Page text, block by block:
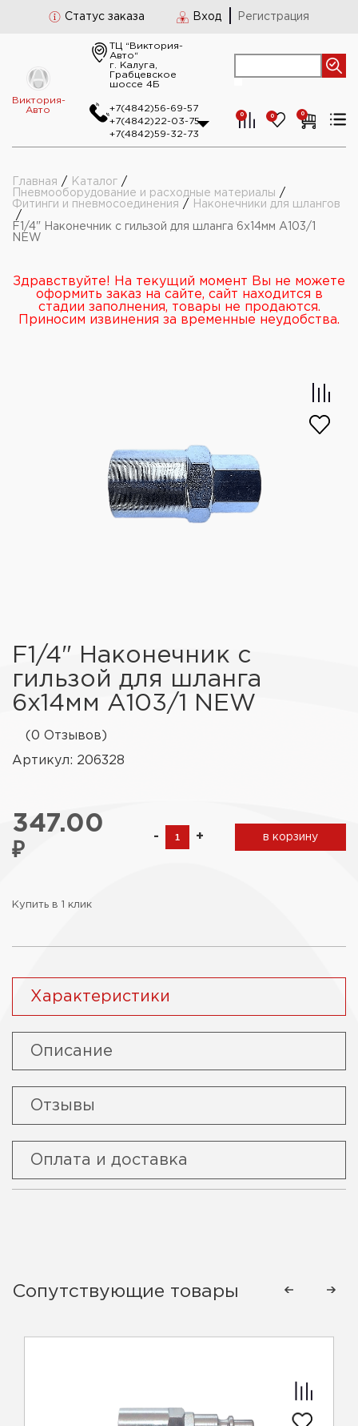
Статус заказа Вход Регистрация
Виктория-
Авто
ТЦ “Виктория-
Авто“
г. Калуга,
Грабцевское
шоссе 4Б
+7(4842)56-69-57
+7(4842)22-03-75
+7(4842)59-32-73
0 0 0
Главная / Каталог /
Пневмооборудование и расходные материалы /
Фитинги и пневмосоединения /
Наконечники для шлангов
/
F1/4" Наконечник с гильзой для шланга 6х14мм А103/1
NEW
Здравствуйте! На текущий момент Вы не можете
оформить заказ на сайте, сайт находится в
стадии заполнения, товары не продаются.
Приносим извинения за временные неудобства.
F1/4" Наконечник с
гильзой для шланга
6х14мм А103/1 NEW
(0 Отзывов)
Артикул: 206328
347.00
₽
- + в корзину
Купить в 1 клик
Характеристики
Описание
Отзывы
Оплата и доставка
Сопутствующие товары